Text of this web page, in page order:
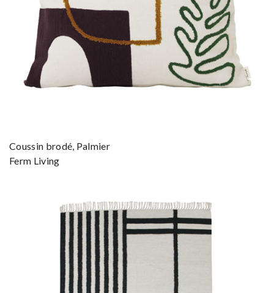
Coussin brodé, Palmier
Ferm Living